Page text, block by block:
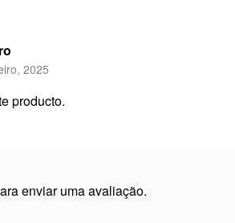
2025
producto.
enviar uma avaliação.